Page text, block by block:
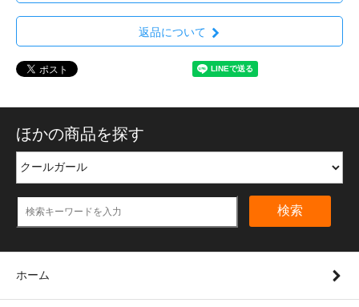
返品について
ほかの商品を探す
検索
ホーム